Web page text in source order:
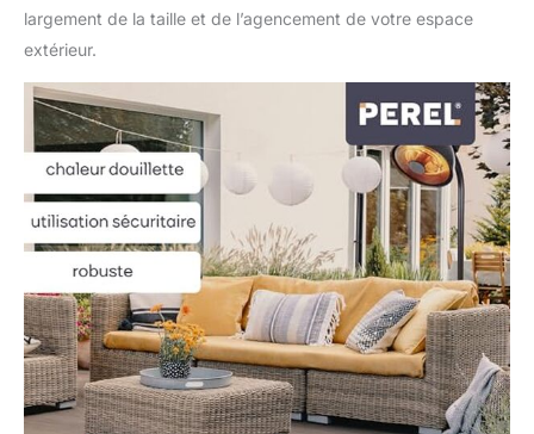
largement de la taille et de l’agencement de votre espace
extérieur.